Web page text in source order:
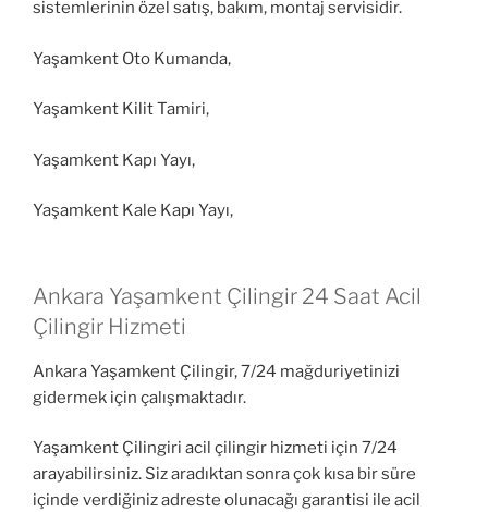
sistemlerinin özel satış, bakım, montaj servisidir.
Yaşamkent Oto Kumanda,
Yaşamkent Kilit Tamiri,
Yaşamkent Kapı Yayı,
Yaşamkent Kale Kapı Yayı,
Ankara Yaşamkent Çilingir 24 Saat Acil
Çilingir Hizmeti
Ankara Yaşamkent Çilingir, 7/24 mağduriyetinizi
gidermek için çalışmaktadır.
Yaşamkent Çilingiri acil çilingir hizmeti için 7/24
arayabilirsiniz. Siz aradıktan sonra çok kısa bir süre
içinde verdiğiniz adreste olunacağı garantisi ile acil